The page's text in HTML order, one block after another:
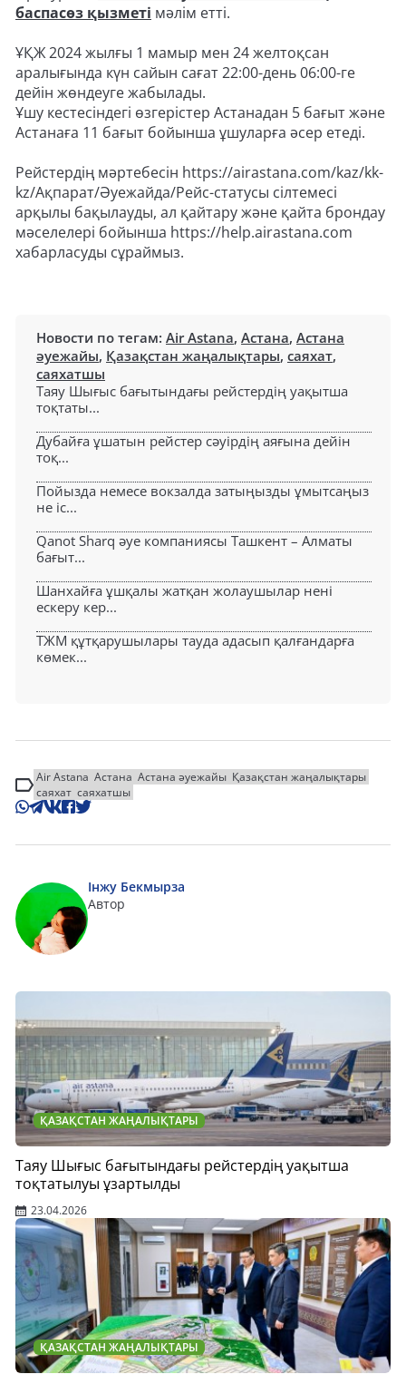
баспасөз қызметі мәлім етті.
ҰҚЖ 2024 жылғы 1 мамыр мен 24 желтоқсан
аралығында күн сайын сағат 22:00-день 06:00-ге
дейін жөндеуге жабылады.
Ұшу кестесіндегі өзгерістер Астанадан 5 бағыт және
Астанаға 11 бағыт бойынша ұшуларға әсер етеді.
Рейстердің мәртебесін https://airastana.com/kaz/kk-
kz/Ақпарат/Әуежайда/Рейс-статусы сілтемесі
арқылы бақылауды, ал қайтару және қайта брондау
мәселелері бойынша https://help.airastana.com
хабарласуды сұраймыз.
Новости по тегам: Air Astana, Астана, Астана
әуежайы, Қазақстан жаңалықтары, саяхат,
саяхатшы
Таяу Шығыс бағытындағы рейстердің уақытша
тоқтаты...
Дубайға ұшатын рейстер сәуірдің аяғына дейін
тоқ...
Пойызда немесе вокзалда затыңызды ұмытсаңыз
не іс...
Qanot Sharq әуе компаниясы Ташкент – Алматы
бағыт...
Шанхайға ұшқалы жатқан жолаушылар нені
ескеру кер...
ТЖМ құтқарушылары тауда адасып қалғандарға
көмек...
Air Astana Астана Астана әуежайы Қазақстан жаңалықтары
саяхат саяхатшы
Інжу Бекмырза
Автор
ҚАЗАҚСТАН ЖАҢАЛЫҚТАРЫ
Таяу Шығыс бағытындағы рейстердің уақытша
тоқтатылуы ұзартылды
23.04.2026
ҚАЗАҚСТАН ЖАҢАЛЫҚТАРЫ